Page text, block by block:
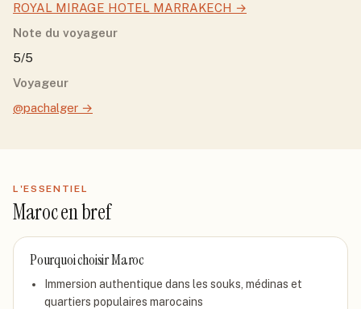
ROYAL MIRAGE HOTEL MARRAKECH →
Note du voyageur
5/5
Voyageur
@pachalger →
L'ESSENTIEL
Marocen bref
Pourquoi choisirMaroc
Immersion authentique dans les souks, médinas et
quartiers populaires marocains